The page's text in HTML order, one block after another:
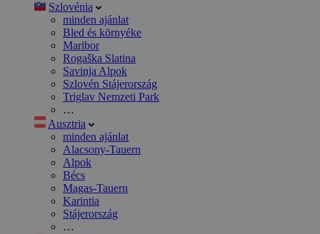
Szlovénia
minden ajánlat
Bled és környéke
Maribor
Rogaška Slatina
Savinja Alpok
Szlovén Stájerország
Triglav Nemzeti Park
…
Ausztria
minden ajánlat
Alacsony-Tauern
Alpok
Bécs
Magas-Tauern
Karintia
Stájerország
…